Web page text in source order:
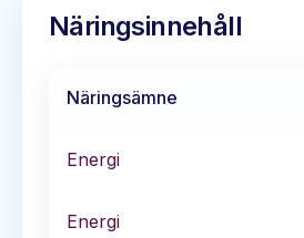
Näringsinnehåll
Näringsämne
Energi
Energi